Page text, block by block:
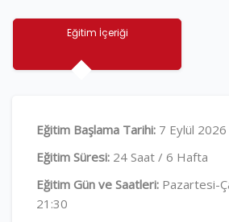
Eğitim İçeriği
Eğitim Başlama Tarihi: 7 Eylül 2026
Eğitim Süresi: 24 Saat / 6 Hafta
Eğitim Gün ve Saatleri: Pazartesi-
21:30